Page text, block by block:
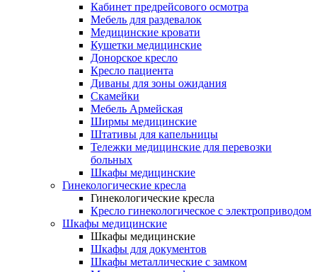
Кабинет предрейсового осмотра
Мебель для раздевалок
Медицинские кровати
Кушетки медицинские
Донорское кресло
Кресло пациента
Диваны для зоны ожидания
Скамейки
Мебель Армейская
Ширмы медицинские
Штативы для капельницы
Тележки медицинские для перевозки
больных
Шкафы медицинские
Гинекологические кресла
Гинекологические кресла
Кресло гинекологическое с электроприводом
Шкафы медицинские
Шкафы медицинские
Шкафы для документов
Шкафы металлические с замком